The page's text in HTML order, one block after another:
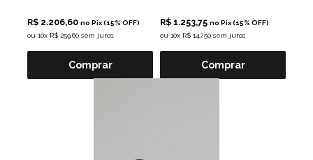
R$ 2.206,60 no Pix (15% OFF)
ou 10x R$ 259,60 sem juros
Comprar
R$ 1.253,75 no Pix (15% OFF)
ou 10x R$ 147,50 sem juros
Comprar